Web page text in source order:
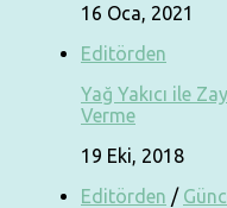
16 Oca, 2021
Editörden
Yağ Yakıcı ile
Verme
19 Eki, 2018
Editörden /